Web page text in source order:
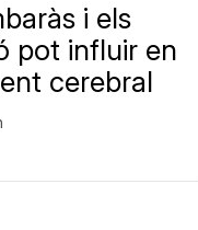
i els
pot influir en
cerebral